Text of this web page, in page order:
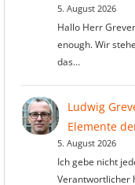
5. August 2026
Hallo Herr
enough. Wir
das…
Ludwig
Elemente
5. August 2026
Ich gebe nicht
Verantwortlicher